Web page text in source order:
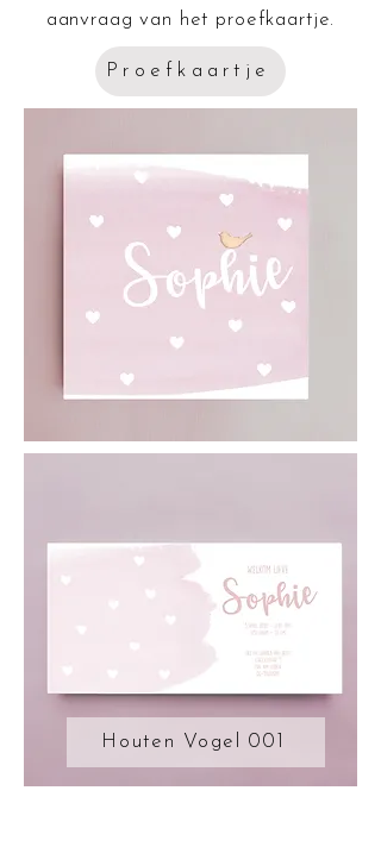
aanvraag van het proefkaartje.
Proefkaartje
Houten Vogel 001